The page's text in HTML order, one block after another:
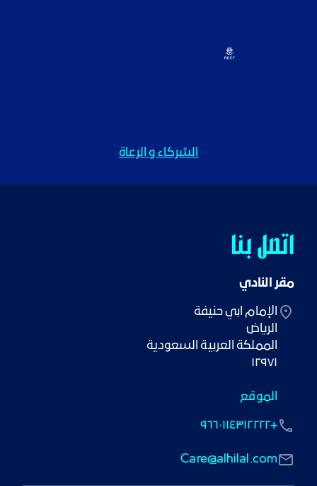
الشركاء و الرعاة
اتصل بنا
مقر النادي
١٢٩٧١
الموقع
Care@alhilal.com
+٩٦٦٠١١٤٣١٢٢٢٢